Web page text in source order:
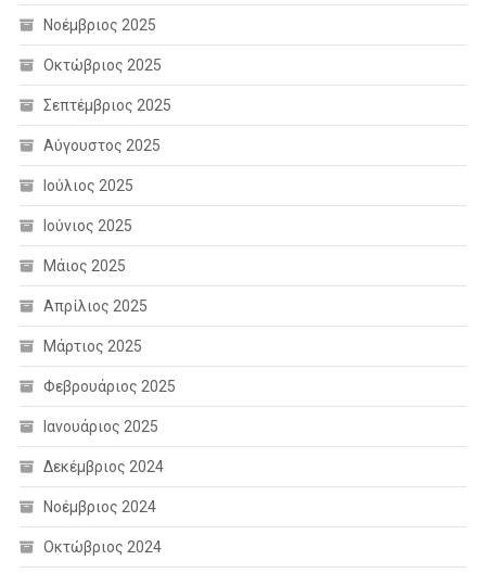
Νοέμβριος 2025
Οκτώβριος 2025
Σεπτέμβριος 2025
Αύγουστος 2025
Ιούλιος 2025
Ιούνιος 2025
Μάιος 2025
Απρίλιος 2025
Μάρτιος 2025
Φεβρουάριος 2025
Ιανουάριος 2025
Δεκέμβριος 2024
Νοέμβριος 2024
Οκτώβριος 2024